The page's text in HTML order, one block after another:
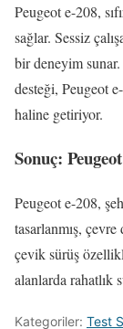
Peugeot e-208,
sağlar. Sessiz
bir deneyim
desteği, Peugeot
haline getiriyor.
Sonuç:
Peugeot e-208,
tasarlanmış,
çevik sürüş
alanlarda rahatlık
Kategoriler: Test